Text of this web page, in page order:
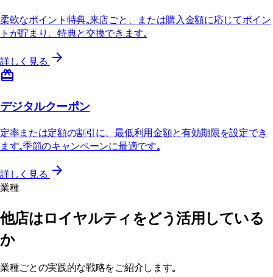
柔軟なポイント特典。来店ごと、または購入金額に応じてポイン
トが貯まり、特典と交換できます。
詳しく見る arrow_forward
redeem
デジタルクーポン
定率または定額の割引に、最低利用金額と有効期限を設定でき
ます。季節のキャンペーンに最適です。
詳しく見る arrow_forward
業種
他店はロイヤルティをどう活用している
か
業種ごとの実践的な戦略をご紹介します。